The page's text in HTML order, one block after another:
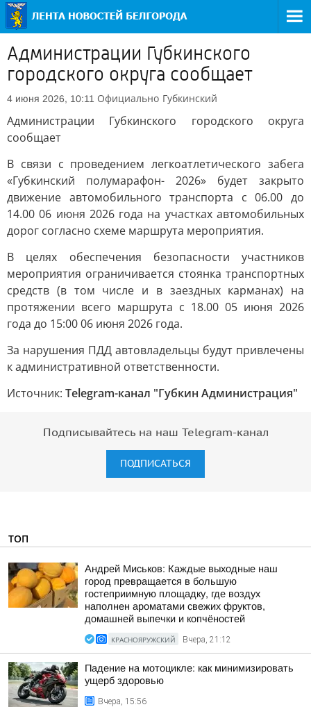
Администрации Губкинского
городского округа сообщает
4 июня 2026, 10:11 Официально Губкинский
Администрации Губкинского городского округа
сообщает
В связи с проведением легкоатлетического забега
«Губкинский полумарафон- 2026» будет закрыто
движение автомобильного транспорта с 06.00 до
14.00 06 июня 2026 года на участках автомобильных
дорог согласно схеме маршрута мероприятия.
В целях обеспечения безопасности участников
мероприятия ограничивается стоянка транспортных
средств (в том числе и в заездных карманах) на
протяжении всего маршрута с 18.00 05 июня 2026
года до 15:00 06 июня 2026 года.
За нарушения ПДД автовладельцы будут привлечены
к административной ответственности.
Источник: Telegram-канал "Губкин Администрация"
Подписывайтесь на наш Telegram-канал
ПОДПИСАТЬСЯ
ТОП
Андрей Миськов: Каждые выходные наш
город превращается в большую
гостеприимную площадку, где воздух
наполнен ароматами свежих фруктов,
домашней выпечки и копчёностей
КРАСНОЯРУЖСКИЙ Вчера, 21:12
Падение на мотоцикле: как минимизировать
ущерб здоровью
Вчера, 15:56